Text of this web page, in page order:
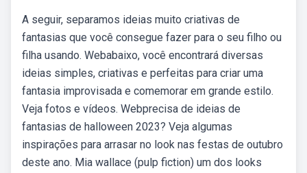
A seguir, separamos ideias muito criativas de
fantasias que você consegue fazer para o seu filho ou
filha usando. Webabaixo, você encontrará diversas
ideias simples, criativas e perfeitas para criar uma
fantasia improvisada e comemorar em grande estilo.
Veja fotos e vídeos. Webprecisa de ideias de
fantasias de halloween 2023? Veja algumas
inspirações para arrasar no look nas festas de outubro
deste ano. Mia wallace (pulp fiction) um dos looks